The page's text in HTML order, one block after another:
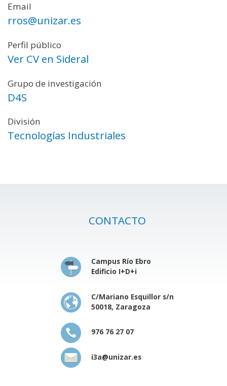
Email
rros@unizar.es
Perfil público
Ver CV en Sideral
Grupo de investigación
D4S
División
Tecnologías Industriales
CONTACTO
Campus Río Ebro
Edificio I+D+i
C/Mariano Esquillor s/n
50018, Zaragoza
976 76 27 07
i3a@unizar.es